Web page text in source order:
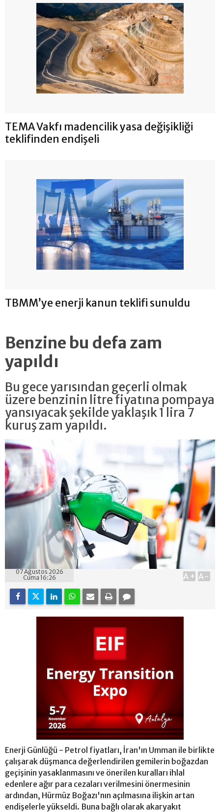
TEMA Vakfı madencilik yasa değişikliği
teklifinden endişeli
TBMM’ye enerji kanun teklifi sunuldu
Benzine bu defa zam
yapıldı
Bu gece yarısından geçerli olmak
üzere benzinin litre fiyatına pompaya
yansıyacak şekilde yaklaşık 1 lira 7
kuruş zam yapıldı.
07 Ağustos 2026
Cuma 16:26
A+ A-
Enerji Günlüğü - Petrol fiyatları, İran'ın Umman ile birlikte
çalışarak düşmanca değerlendirilen gemilerin boğazdan
geçişinin yasaklanmasını ve önerilen kuralları ihlal
edenlere ağır para cezaları verilmesini önermesinin
ardından, Hürmüz Boğazı'nın açılmasına ilişkin artan
endişelerle yükseldi. Buna bağlı olarak akaryakıt